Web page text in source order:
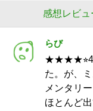
感想レビュ
らび
た。が、
メンタリ
ほとんど